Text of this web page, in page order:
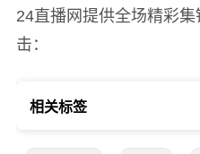
24直播网提供全场精彩
击：
相关标签